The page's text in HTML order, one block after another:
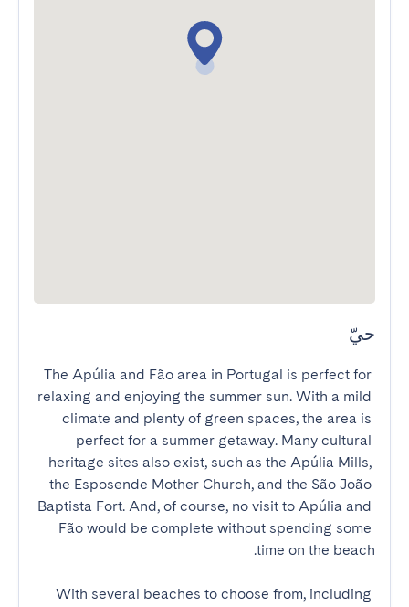
حيّ
The Apúlia and Fão area in Portugal is perfect for
relaxing and enjoying the summer sun. With a mild
climate and plenty of green spaces, the area is
perfect for a summer getaway. Many cultural
heritage sites also exist, such as the Apúlia Mills,
the Esposende Mother Church, and the São João
Baptista Fort. And, of course, no visit to Apúlia and
Fão would be complete without spending some
With several beaches to choose from, including